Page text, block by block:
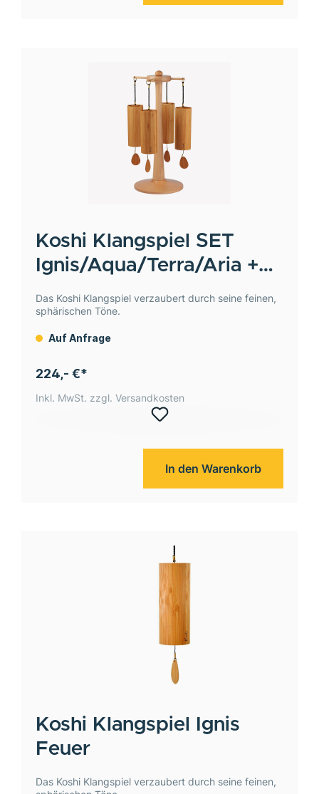
Koshi Klangspiel SET
Ignis/Aqua/Terra/Aria +
Ständer Karussell
Das Koshi Klangspiel verzaubert durch seine feinen,
sphärischen Töne.
Auf Anfrage
224,- €*
Inkl. MwSt. zzgl. Versandkosten
In den Warenkorb
Koshi Klangspiel Ignis
Feuer
Das Koshi Klangspiel verzaubert durch seine feinen,